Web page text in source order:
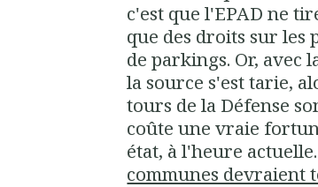
c'est que l'EPAD ne
que des droits sur les
de parkings. Or, avec
la source s'est tarie,
tours de la Défense
coûte une vraie
état, à l'heure
communes devraient